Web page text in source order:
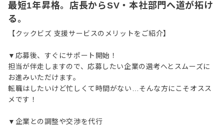
最短1年昇格。店長からSV・本社部門へ道が拓け
る。
【クックビズ 支援サービスのメリットをご紹介】
▼応募後、すぐにサポート開始！
担当が伴走しますので、応募したい企業の選考へとスムーズに
お進みいただけます。
転職はしたいけど忙しくて時間がない…そんな方にこそオスス
メです！
▼企業との調整や交渉を代行